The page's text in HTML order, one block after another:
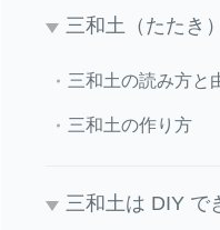
三和土（たたき
三和土の読み方と
三和土の作り方
三和土は DIY で